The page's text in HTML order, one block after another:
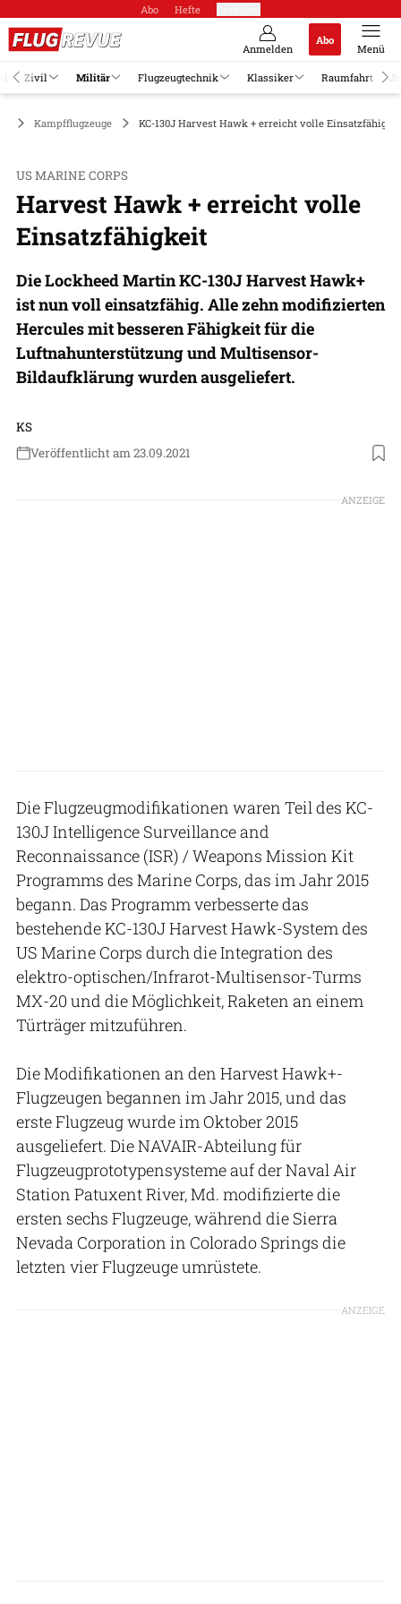
Abo Hefte
Anmelden
Abo
Menü
Zivil Militär Flugzeugtechnik Klassiker Raumfahrt
Kampfflugzeuge KC-130J Harvest Hawk + erreicht volle
US MARINE CORPS
Harvest Hawk + erreicht volle
Einsatzfähigkeit
Die Lockheed Martin KC-130J Harvest Hawk+
ist nun voll einsatzfähig. Alle zehn modifizierten
Hercules mit besseren Fähigkeit für die
Luftnahunterstützung und Multisensor-
Bildaufklärung wurden ausgeliefert.
KS
Veröffentlicht am 23.09.2021
Foto: US Marine Corps
ANZEIGE
Die Flugzeugmodifikationen waren Teil des KC-
130J Intelligence Surveillance and
Reconnaissance (ISR) / Weapons Mission Kit
Programms des Marine Corps, das im Jahr 2015
begann. Das Programm verbesserte das
bestehende KC-130J Harvest Hawk-System des
US Marine Corps durch die Integration des
elektro-optischen/Infrarot-Multisensor-Turms
MX-20 und die Möglichkeit, Raketen an einem
Türträger mitzuführen.
Die Modifikationen an den Harvest Hawk+-
Flugzeugen begannen im Jahr 2015, und das
erste Flugzeug wurde im Oktober 2015
ausgeliefert. Die NAVAIR-Abteilung für
Flugzeugprototypensysteme auf der Naval Air
Station Patuxent River, Md. modifizierte die
ersten sechs Flugzeuge, während die Sierra
Nevada Corporation in Colorado Springs die
letzten vier Flugzeuge umrüstete.
ANZEIGE